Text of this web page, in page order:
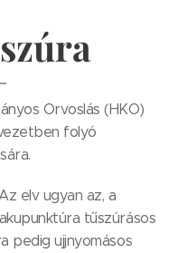
Orvoslás (HKO)
folyó
elv ugyan az, a
tűszúrásos
pedig ujjnyomásos